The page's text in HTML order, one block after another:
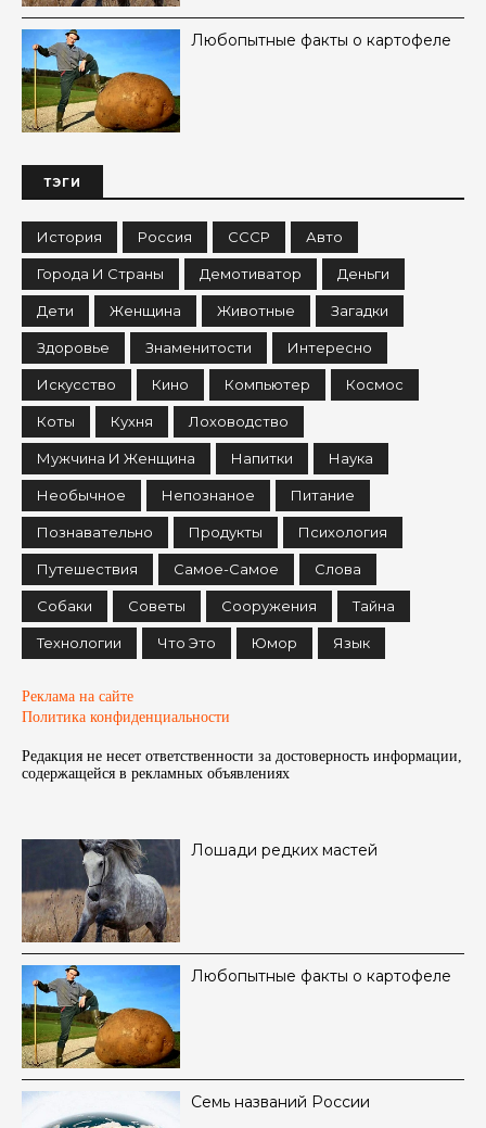
Любопытные факты о картофеле
ТЭГИ
История Россия СССР Авто
Города И Страны Демотиватор Деньги
Дети Женщина Животные Загадки
Здоровье Знаменитости Интересно
Искусство Кино Компьютер Космос
Коты Кухня Лоховодство
Мужчина И Женщина Напитки Наука
Необычное Непознаное Питание
Познавательно Продукты Психология
Путешествия Самое-Самое Слова
Собаки Советы Сооружения Тайна
Технологии Что Это Юмор Язык
Реклама на сайте
Политика конфиденциальности
Редакция не несет ответственности за достоверность информации,
содержащейся в рекламных объявленияx
Лошади редких мастей
Любопытные факты о картофеле
Семь названий России